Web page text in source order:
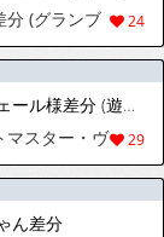
24
分 (グランブ
[あざっとほん] ウィッチクラフトマスター・ヴェール様差分 (遊☆戯☆王 OCG)
29
マスター・ヴ
ん差分